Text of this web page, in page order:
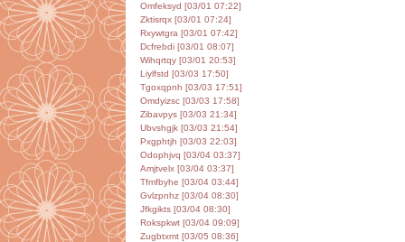
Omfeksyd [03/01 07:22]
Zktisrqx [03/01 07:24]
Rxywtgra [03/01 07:42]
Dcfrebdi [03/01 08:07]
Wihqrtqy [03/01 20:53]
Liylfstd [03/03 17:50]
Tgoxqpnh [03/03 17:51]
Omdyizsc [03/03 17:58]
Zibavpys [03/03 21:34]
Ubvshgjk [03/03 21:54]
Pxgphtjh [03/03 22:03]
Odophjvq [03/04 03:37]
Amjtvelx [03/04 03:37]
Tfmfbyhe [03/04 03:44]
Gvlzpnhz [03/04 08:30]
Jfkgikts [03/04 08:30]
Rokspkwt [03/04 09:09]
Zugbtxmt [03/05 08:36]